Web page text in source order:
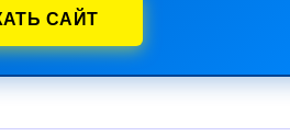
САЙТ